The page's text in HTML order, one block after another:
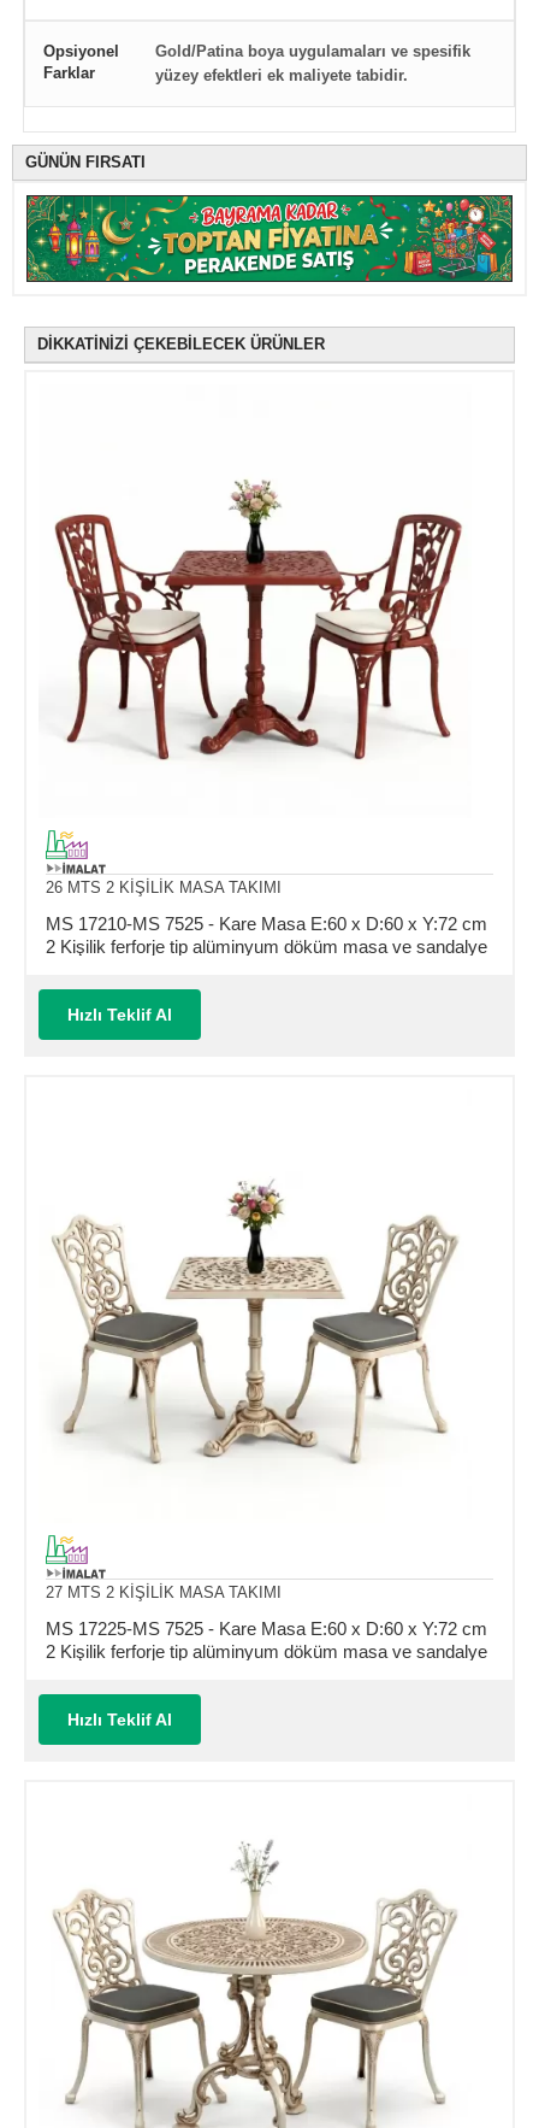
Opsiyonel
Farklar
Gold/Patina boya uygulamaları ve spesifik
yüzey efektleri ek maliyete tabidir.
GÜNÜN FIRSATI
DİKKATİNİZİ ÇEKEBİLECEK ÜRÜNLER
26 MTS 2 KİŞİLİK MASA TAKIMI
MS 17210-MS 7525 - Kare Masa E:60 x D:60 x Y:72 cm
2 Kişilik ferforje tip alüminyum döküm masa ve sandalye
Hızlı Teklif Al
27 MTS 2 KİŞİLİK MASA TAKIMI
MS 17225-MS 7525 - Kare Masa E:60 x D:60 x Y:72 cm
2 Kişilik ferforje tip alüminyum döküm masa ve sandalye
Hızlı Teklif Al